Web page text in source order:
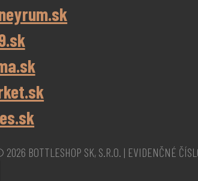
BOTTLESHOP SK, S.R.O. | EVIDENČNÉ